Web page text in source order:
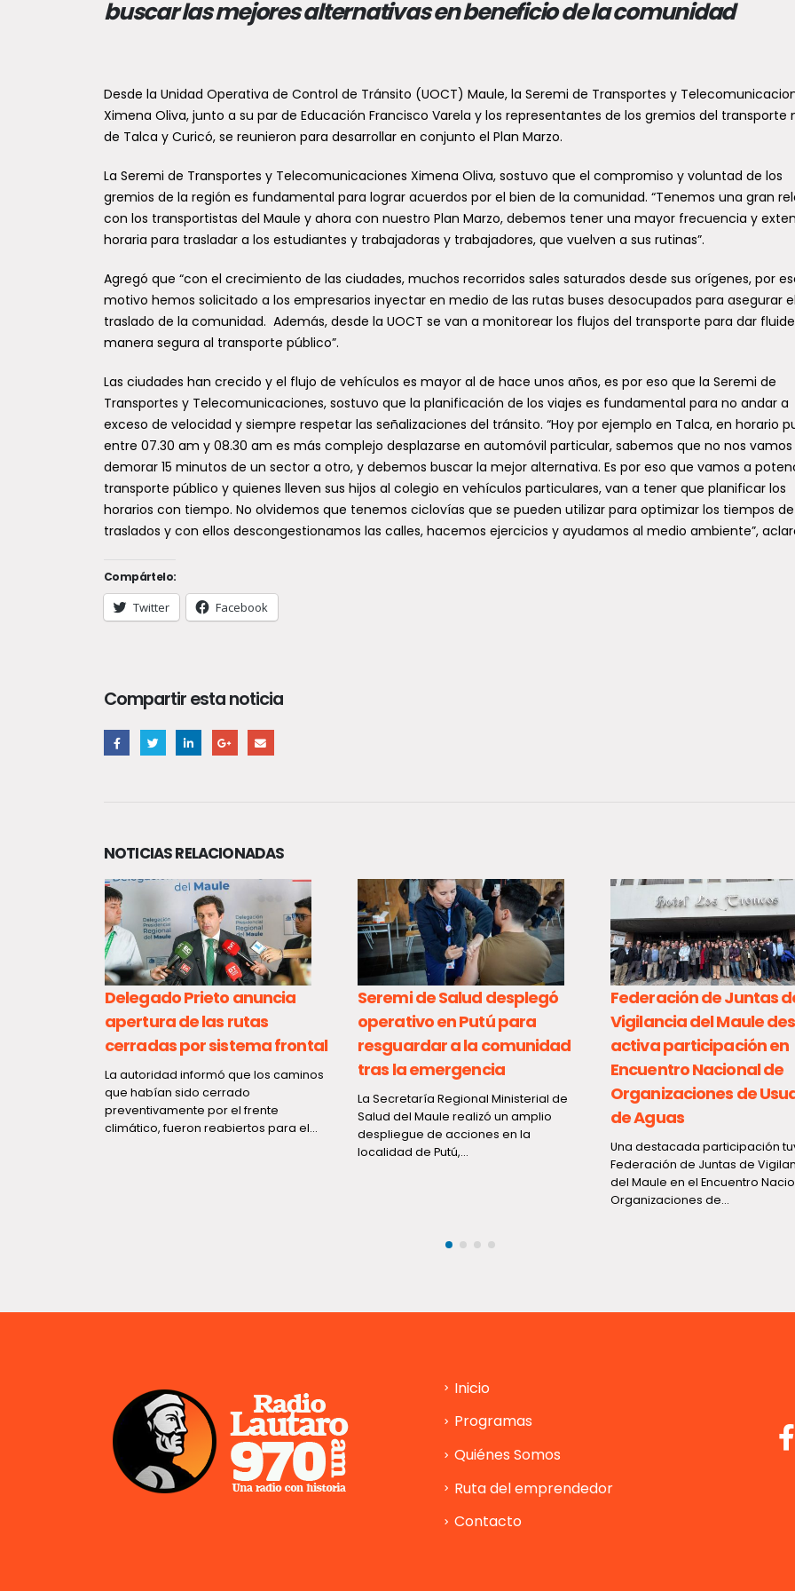
buscar las mejores alternativas en beneficio de la comunidad
Desde la Unidad Operativa de Control de Tránsito (UOCT) Maule, la Seremi de Transportes y
Ximena Oliva, junto a su par de Educación Francisco Varela y los representantes de los gremios del transporte
de Talca y Curicó, se reunieron para desarrollar en conjunto el Plan Marzo.
La Seremi de Transportes y Telecomunicaciones Ximena Oliva, sostuvo que el compromiso y voluntad de los
gremios de la región es fundamental para lograr acuerdos por el bien de la comunidad. “Tenemos una gran
con los transportistas del Maule y ahora con nuestro Plan Marzo, debemos tener una mayor frecuencia y
horaria para trasladar a los estudiantes y trabajadoras y trabajadores, que vuelven a sus rutinas”.
Agregó que “con el crecimiento de las ciudades, muchos recorridos sales saturados desde sus orígenes, por
motivo hemos solicitado a los empresarios inyectar en medio de las rutas buses desocupados para asegurar el
traslado de la comunidad. Además, desde la UOCT se van a monitorear los flujos del transporte para dar
manera segura al transporte público”.
Las ciudades han crecido y el flujo de vehículos es mayor al de hace unos años, es por eso que la Seremi de
Transportes y Telecomunicaciones, sostuvo que la planificación de los viajes es fundamental para no andar a
exceso de velocidad y siempre respetar las señalizaciones del tránsito. “Hoy por ejemplo en Talca, en horario
entre 07.30 am y 08.30 am es más complejo desplazarse en automóvil particular, sabemos que no nos vamos
demorar 15 minutos de un sector a otro, y debemos buscar la mejor alternativa. Es por eso que vamos a
transporte público y quienes lleven sus hijos al colegio en vehículos particulares, van a tener que planificar los
horarios con tiempo. No olvidemos que tenemos ciclovías que se pueden utilizar para optimizar los tiempos de
traslados y con ellos descongestionamos las calles, hacemos ejercicios y ayudamos al medio ambiente”,
Compártelo:
Twitter Facebook
Compartir esta noticia
NOTICIAS RELACIONADAS
Delegado Prieto anuncia
apertura de las rutas
cerradas por sistema frontal
La autoridad informó que los caminos
que habían sido cerrado
preventivamente por el frente
climático, fueron reabiertos para el...
Seremi de Salud desplegó
operativo en Putú para
resguardar a la comunidad
tras la emergencia
La Secretaría Regional Ministerial de
Salud del Maule realizó un amplio
despliegue de acciones en la
localidad de Putú,...
Federación de Juntas
Vigilancia del Maule
activa participación en
Encuentro Nacional de
Organizaciones de
de Aguas
Una destacada participación
Federación de Juntas de
del Maule en el Encuentro
Organizaciones de...
resguardar a la comunidad
Salud del Maule realizó un amplio
despliegue de acciones en la
localidad de Putú,...
2.800 damnificados
Un reciente informe del Servicio
Nacional de Prevención y Respuesta
impacto provocado por el...
Villagrán, conversarán con...
Inicio
Programas
Quiénes Somos
Ruta del emprendedor
Contacto